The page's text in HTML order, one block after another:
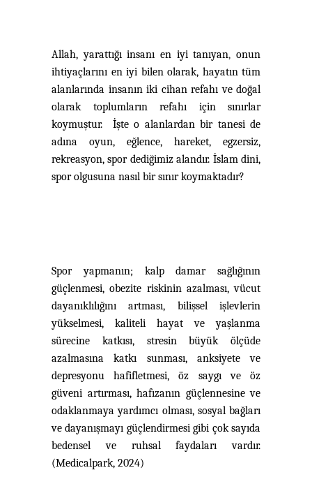
Allah, yarattığı insanı en iyi tanıyan,onun
ihtiyaçlarını en iyi bilen olarak, hayatın tüm
alanlarında insanın iki cihan refahı ve doğal
olarak toplumların refahı için sınırlar
koymuştur. İşte o alanlardan bir tanesi de
adına oyun, eğlence, hareket, egzersiz,
rekreasyon, spor dediğimiz alandır. İslam dini,
spor olgusuna nasıl bir sınır koymaktadır?
Spor yapmanın; kalp damar sağlığının
güçlenmesi, obezite riskinin azalması, vücut
dayanıklılığını artması, bilişsel işlevlerin
yükselmesi, kaliteli hayat ve yaşlanma
sürecine katkısı, stresin büyük ölçüde
azalmasına katkı sunması, anksiyete ve
depresyonu hafifletmesi, öz saygı ve öz
güveni artırması, hafızanın güçlennesine ve
odaklanmaya yardımcı olması, sosyal bağları
ve dayanışmayı güçlendirmesi gibi çok sayıda
bedensel ve ruhsal faydaları vardır.
(Medicalpark, 2024)